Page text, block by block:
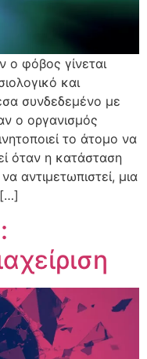
ο φόβος γίνεται
και
συνδεδεμένο με
ο οργανισμός
το άτομο να
όταν η κατάσταση
αντιμετωπιστεί, μια
[…]